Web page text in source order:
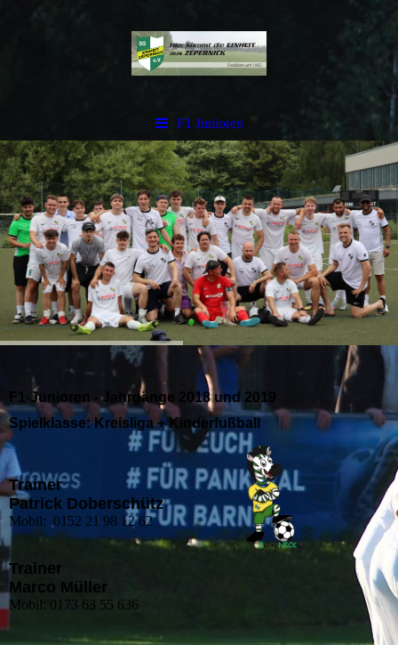
F1 Junioren
F1-Junioren -Jahrgänge 2018 und 2019
Spielklasse:Kreisliga + Kinderfußball
Trainer
Patrick Doberschütz
Mobil: 0152 21 98 12 62
Trainer
Marco Müller
Mobil: 0173 63 55 636